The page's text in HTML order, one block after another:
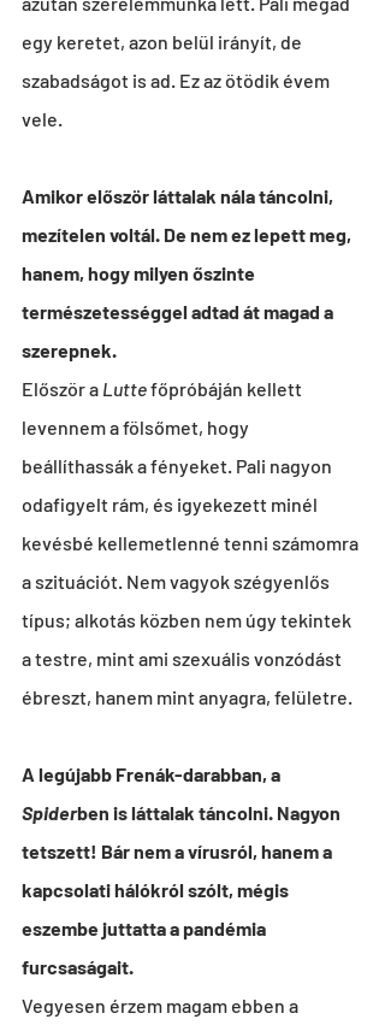
egy keretet, azon belül irányít, de
szabadságot is ad. Ez az ötödik évem
vele.
Amikor először láttalak nála táncolni,
mezítelen voltál. De nem ez lepett meg,
hanem, hogy milyen őszinte
természetességgel adtad át magad a
szerepnek.
Először a Lutte főpróbáján kellett
levennem a fölsőmet, hogy
beállíthassák a fényeket. Pali nagyon
odafigyelt rám, és igyekezett minél
kevésbé kellemetlenné tenni számomra
a szituációt. Nem vagyok szégyenlős
típus; alkotás közben nem úgy tekintek
a testre, mint ami szexuális vonzódást
ébreszt, hanem mint anyagra, felületre.
A legújabb Frenák-darabban, a
Spiderben is láttalak táncolni. Nagyon
tetszett! Bár nem a vírusról, hanem a
kapcsolati hálókról szólt, mégis
eszembe juttatta a pandémia
furcsaságait.
Vegyesen érzem magam ebben a